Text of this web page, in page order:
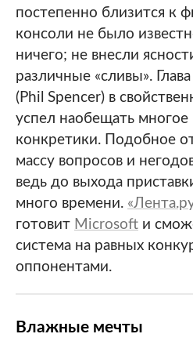
постепенно близится к
консоли не было
ничего; не внесли
различные «сливы».
(Phil Spencer) в
успел наобещать многое
конкретики. Подобное
массу вопросов и
ведь до выхода
много времени.
готовит Microsoft и
система на равных
оппонентами.
Влажные мечты